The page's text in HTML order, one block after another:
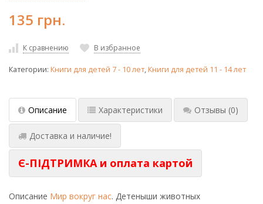
135 грн.
К сравнению В избранное
Категории: Книги для детей 7 - 10 лет,Книги для детей 11 - 14 лет
Описание Характеристики Отзывы (0)
Доставка и наличие!
Є-ПІДТРИМКА и оплата картой
Описание Мир вокруг нас. Детеныши животных